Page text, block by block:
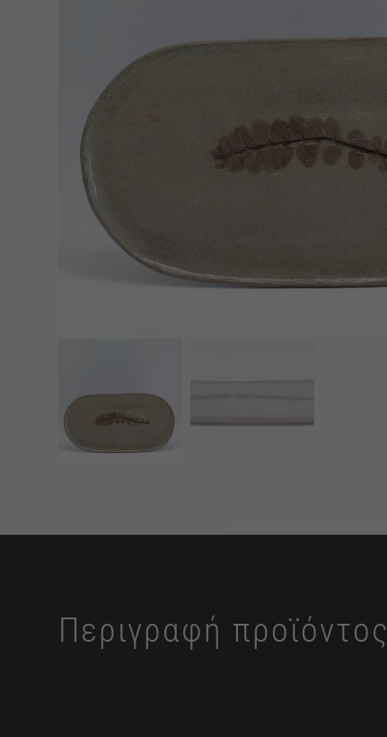
Περιγραφή προϊόντος